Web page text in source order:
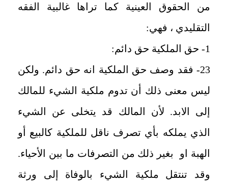
من الحقوق العينية كما تراها غالبية الفقه
التقليدي ، فهي:
1- حق الملكية حق دائم:
23- فقد وصف حق الملكية انه حق دائم. ولكن
ليس معنى ذلك أن تدوم ملكية الشيء للمالك
إلى الابد. لأن المالك قد يتخلى عن الشيء
الذي يملكه بأي تصرف ناقل للملكية كالبيع أو
الهبة او بغير ذلك من التصرفات ما بين الأحياء.
وقد تنتقل ملكية الشيء بالوفاة إلى ورثة